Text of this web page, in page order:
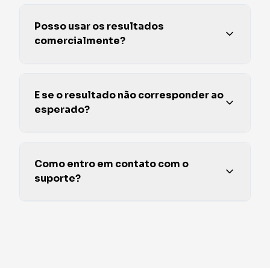
Posso usar os resultados
comercialmente?
E se o resultado não corresponder ao
esperado?
Como entro em contato com o
suporte?